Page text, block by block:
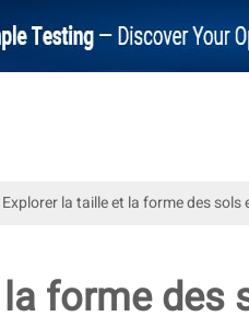
Explorer la taille et la forme des sols
forme des